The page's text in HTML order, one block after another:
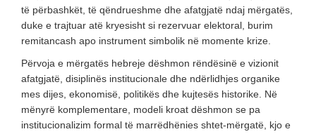
të përbashkët, të qëndrueshme dhe afatgjatë ndaj mërgatës,
duke e trajtuar atë kryesisht si rezervuar elektoral, burim
remitancash apo instrument simbolik në momente krize.
Përvoja e mërgatës hebreje dëshmon rëndësinë e vizionit
afatgjatë, disiplinës institucionale dhe ndërlidhjes organike
mes dijes, ekonomisë, politikës dhe kujtesës historike. Në
mënyrë komplementare, modeli kroat dëshmon se pa
institucionalizim formal të marrëdhënies shtet-mërgatë, kjo e